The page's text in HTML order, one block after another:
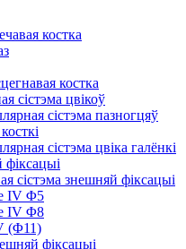
костка
костка
сістэма цвікоў
сістэма пазногцяў
сістэма цвіка галёнкі
сістэма знешняй фіксацыі
IV Φ5
IV Φ8
(Φ11)
фіксацыі